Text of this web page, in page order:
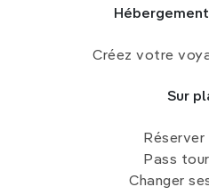
Créez votre
Sur
Réserver
Pass
Changer